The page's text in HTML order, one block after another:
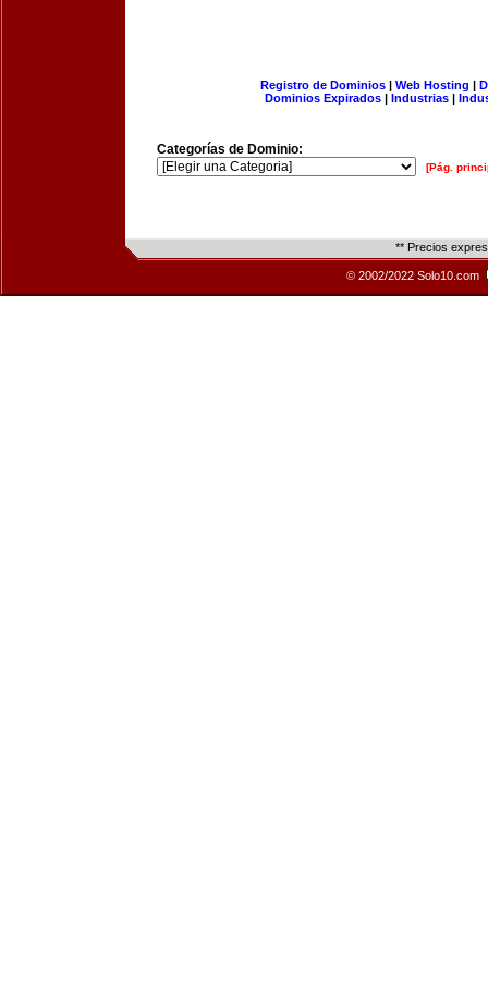
Registro de Dominios| Web Hosting |
Dominios Expirados | Industrias |
Categorías de Dominio:
[Pág.
** Precios
© 2002/2022 Solo10.com